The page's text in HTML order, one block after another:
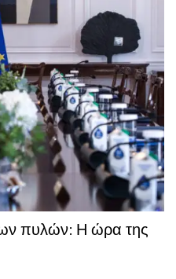
πυλών: Η ώρα της